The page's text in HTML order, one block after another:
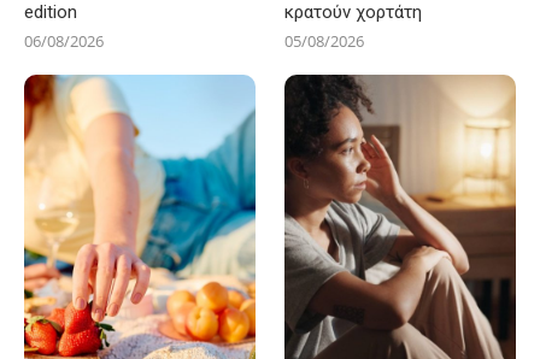
edition
06/08/2026
κρατούν χορτάτη
05/08/2026